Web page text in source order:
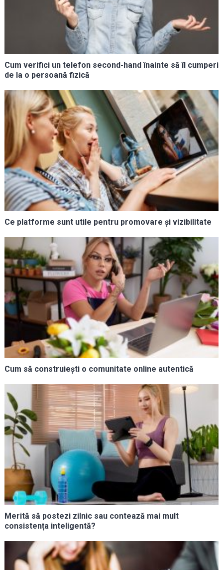
Cum verifici un telefon second-hand înainte să îl cumperi
de la o persoană fizică
Ce platforme sunt utile pentru promovare și vizibilitate
Cum să construiești o comunitate online autentică
Merită să postezi zilnic sau contează mai mult
consistența inteligentă?